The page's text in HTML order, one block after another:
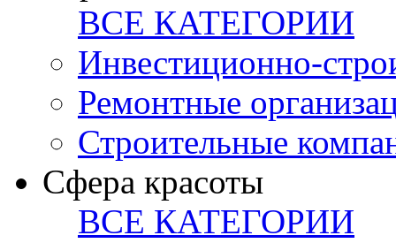
ВСЕ КАТЕГОРИИ
Инвестиционно-
Ремонтные
Строительные
Сфера красоты
ВСЕ КАТЕГОРИИ